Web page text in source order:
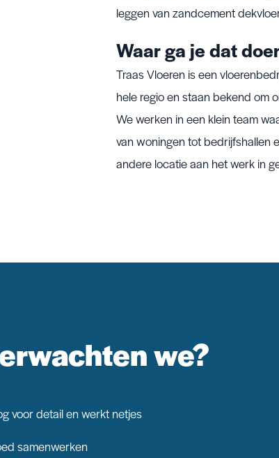
leggen van zandcement
Waar ga je dat
Traas Vloeren is een
hele regio en staan bekend om
We werken in een klein team
van woningen tot bedrijfshallen
andere locatie aan het werk in
we?
voor detail en werkt netjes
samenwerken